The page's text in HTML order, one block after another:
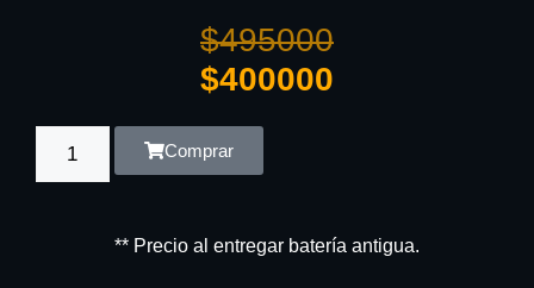
$495000
$400000
Comprar
** Precio al entregar batería antigua.